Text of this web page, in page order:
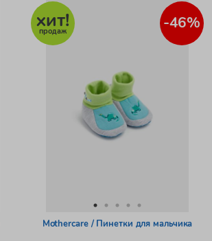
-46%
Mothercare / Пинетки для мальчика